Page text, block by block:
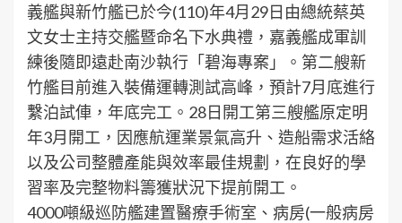
義艦與新竹艦已於今(110)年4月29日由總統蔡英
文女士主持交艦暨命名下水典禮，嘉義艦成軍訓
練後隨即遠赴南沙執行「碧海專案」。第二艘新
竹艦目前進入裝備運轉測試高峰，預計7月底進行
繫泊試俥，年底完工。28日開工第三艘艦原定明
年3月開工，因應航運業景氣高升、造船需求活絡
以及公司整體產能與效率最佳規劃，在良好的學
習率及完整物料籌獲狀況下提前開工。
4000噸級巡防艦建置醫療手術室、病房(一般病房